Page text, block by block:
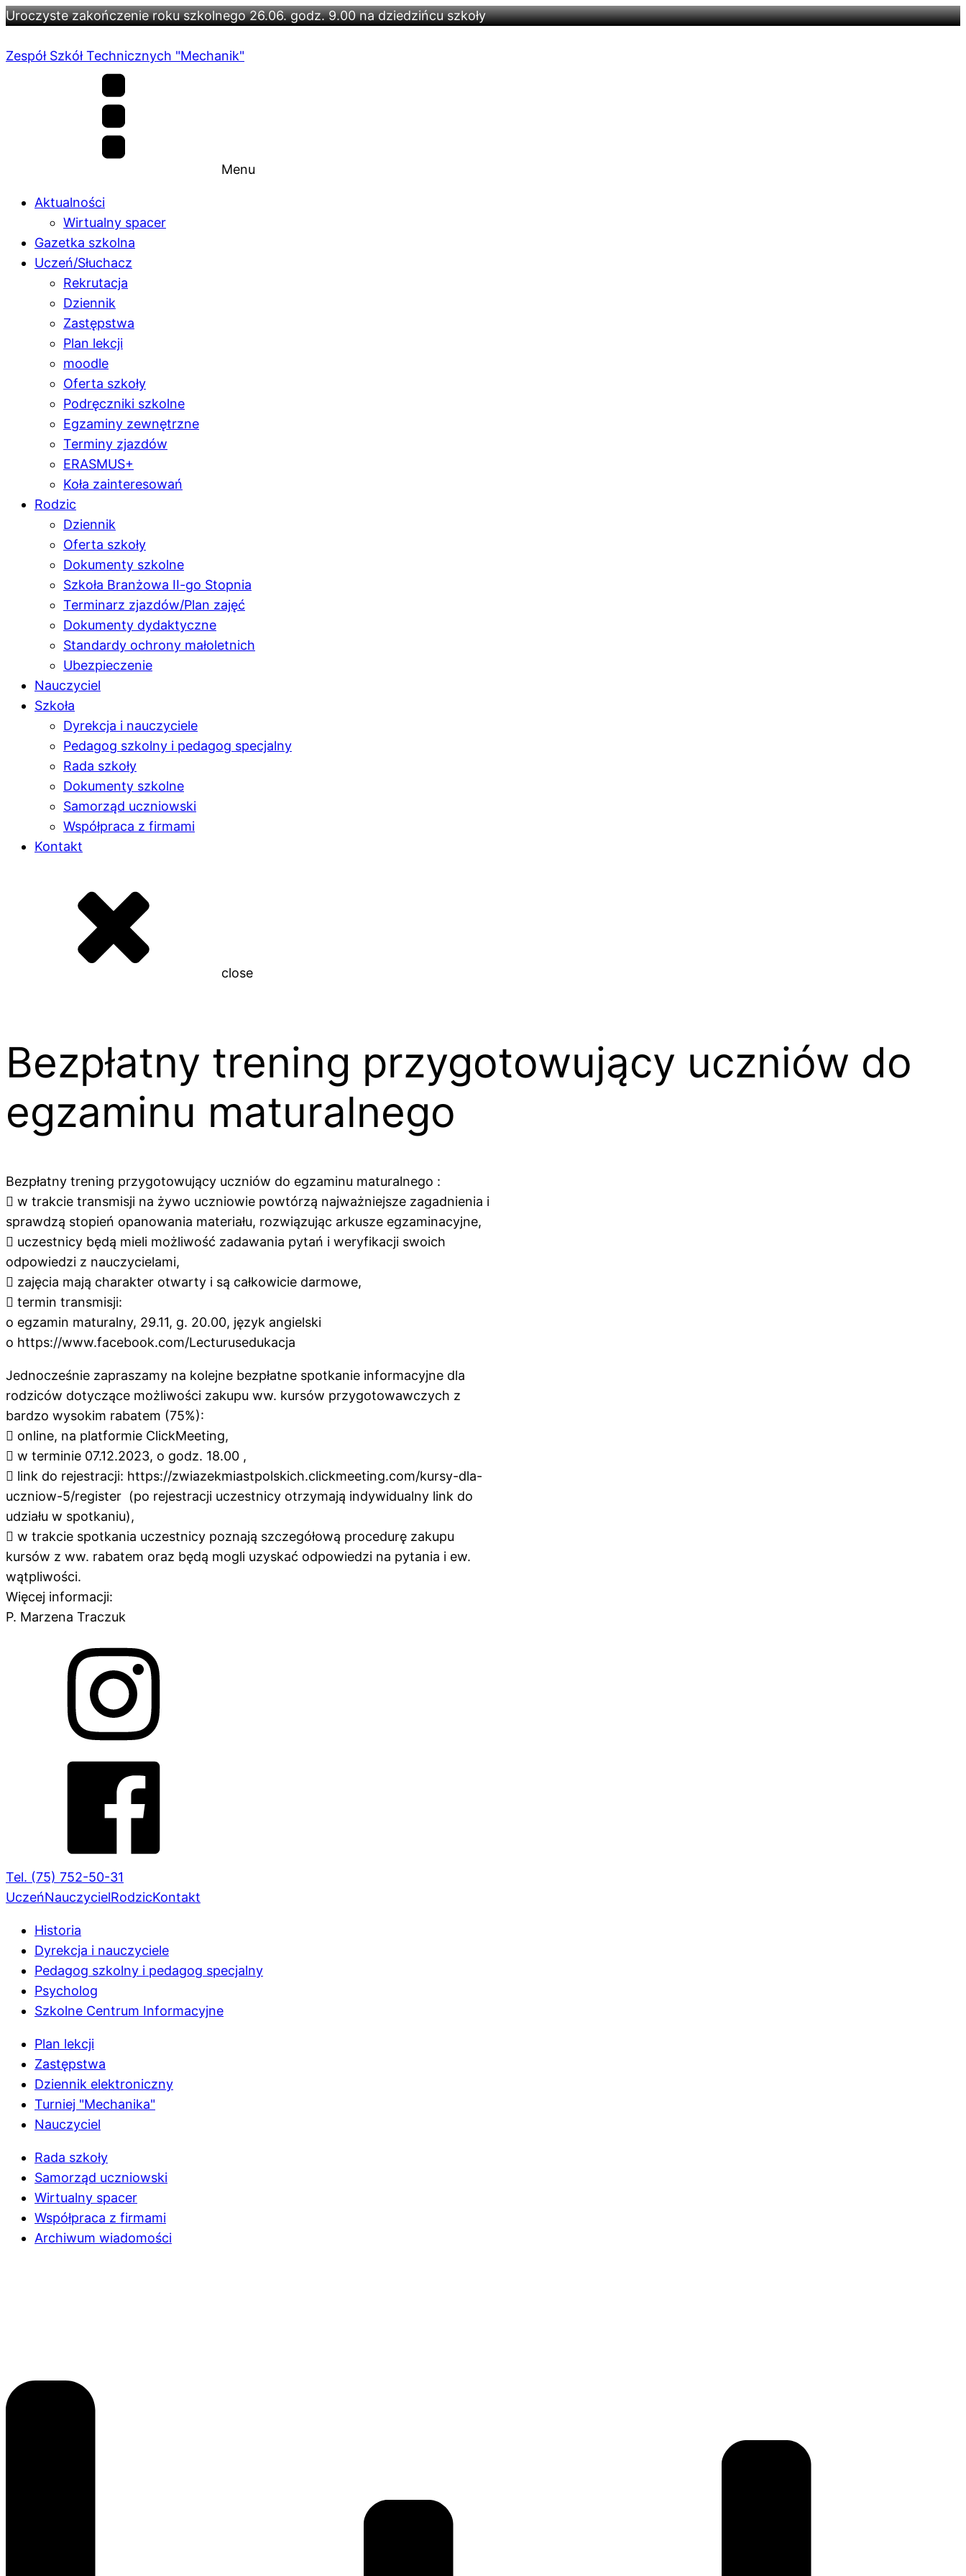
Uroczyste zakończenie roku szkolnego 26.06. godz. 9.00 na dziedzińcu szkoły
Zespół Szkół Technicznych "Mechanik"
Menu
Aktualności
Wirtualny spacer
Gazetka szkolna
Uczeń/Słuchacz
Rekrutacja
Dziennik
Zastępstwa
Plan lekcji
moodle
Oferta szkoły
Podręczniki szkolne
Egzaminy zewnętrzne
Terminy zjazdów
ERASMUS+
Koła zainteresowań
Rodzic
Dziennik
Oferta szkoły
Dokumenty szkolne
Szkoła Branżowa II-go Stopnia
Terminarz zjazdów/Plan zajęć
Dokumenty dydaktyczne
Standardy ochrony małoletnich
Ubezpieczenie
Nauczyciel
Szkoła
Dyrekcja i nauczyciele
Pedagog szkolny i pedagog specjalny
Rada szkoły
Dokumenty szkolne
Samorząd uczniowski
Współpraca z firmami
Kontakt
close
Bezpłatny trening przygotowujący uczniów do
egzaminu maturalnego
Bezpłatny trening przygotowujący uczniów do egzaminu maturalnego :
 w trakcie transmisji na żywo uczniowie powtórzą najważniejsze zagadnienia i
sprawdzą stopień opanowania materiału, rozwiązując arkusze egzaminacyjne,
 uczestnicy będą mieli możliwość zadawania pytań i weryfikacji swoich
odpowiedzi z nauczycielami,
 zajęcia mają charakter otwarty i są całkowicie darmowe,
 termin transmisji:
o egzamin maturalny, 29.11, g. 20.00, język angielski
o https://www.facebook.com/Lecturusedukacja
Jednocześnie zapraszamy na kolejne bezpłatne spotkanie informacyjne dla
rodziców dotyczące możliwości zakupu ww. kursów przygotowawczych z
bardzo wysokim rabatem (75%):
 online, na platformie ClickMeeting,
 w terminie 07.12.2023, o godz. 18.00 ,
 link do rejestracji: https://zwiazekmiastpolskich.clickmeeting.com/kursy-dla-
uczniow-5/register (po rejestracji uczestnicy otrzymają indywidualny link do
udziału w spotkaniu),
 w trakcie spotkania uczestnicy poznają szczegółową procedurę zakupu
kursów z ww. rabatem oraz będą mogli uzyskać odpowiedzi na pytania i ew.
wątpliwości.
Więcej informacji:
P. Marzena Traczuk
Tel. (75) 752-50-31
UczeńNauczycielRodzicKontakt
Historia
Dyrekcja i nauczyciele
Pedagog szkolny i pedagog specjalny
Psycholog
Szkolne Centrum Informacyjne
Plan lekcji
Zastępstwa
Dziennik elektroniczny
Turniej "Mechanika"
Nauczyciel
Rada szkoły
Samorząd uczniowski
Wirtualny spacer
Współpraca z firmami
Archiwum wiadomości